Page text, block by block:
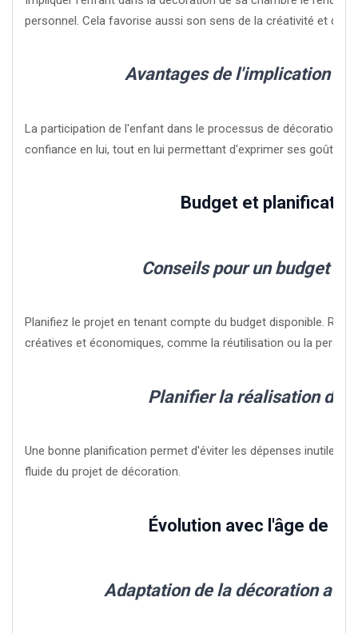
personnel. Cela favorise aussi son sens de la créativité et de
Avantages de l'implication
La participation de l'enfant dans le processus de décoration
confiance en lui, tout en lui permettant d'exprimer ses goûts et
Budget et
Conseils pour un budget
Planifiez le projet en tenant compte du budget disponible.
créatives et économiques, comme la réutilisation ou la
Planifier la réalisation du
Une bonne planification permet d'éviter les dépenses inutiles
fluide du projet de décoration.
Évolution avec l'âge de
Adaptation de la décoration au